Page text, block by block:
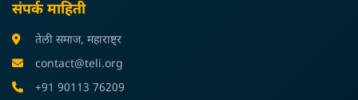
संपर्क माहिती
तेली समाज, महाराष्ट्र
contact@teli.org
+91 90113 76209